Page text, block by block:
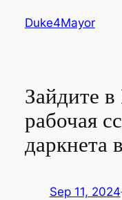
Duke4Mayor
Зайдите
рабочая
даркнета
Sep 11, 2024